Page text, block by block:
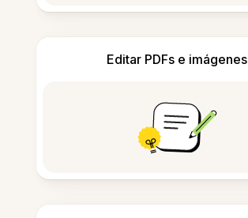
Editar PDFs e imágenes